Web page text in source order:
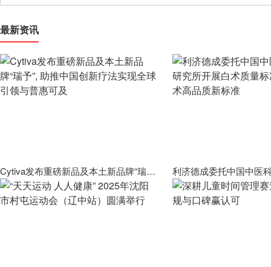
最新资讯
Cytiva发布重磅新品及本土新品牌“瑞予”, 助推中国创新疗法实现全球引领与普惠可及